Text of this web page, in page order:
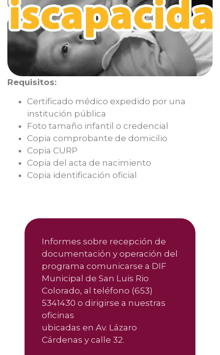
Requisitos:
Certificado médico expedido por una
institución pública
Foto tamaño infantil o credencial
Copia comprobante de domicilio
Copia CURP
Copia del acta de nacimiento
Copia identificación oficial
Informes sobre recepción de
documentación y operación del
programa comunicarse a DIF
Municipal de San Luis Rio
Colorado, al teléfono (653)
5341430 o dirigirse a nuestras
oficinas
ubicadas en Av. Lázaro
Cárdenas y calle 32.